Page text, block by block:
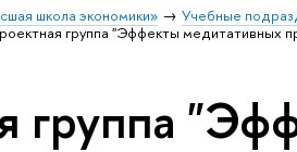
школа экономики» Учебные
группа "Эффекты медитативных
группа